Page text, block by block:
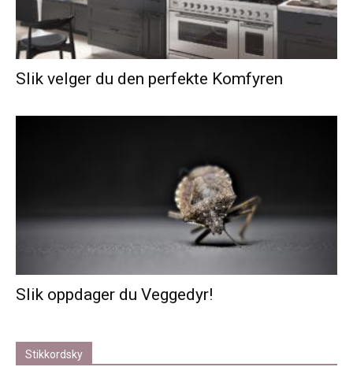
Slik velger du den perfekte Komfyren
Slik oppdager du Veggedyr!
Stikkordsky